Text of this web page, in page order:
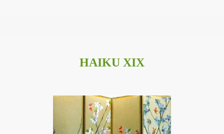
HAIKU XIX
-EDUCACIÓN -UNIVERSIDADES- ARTE-